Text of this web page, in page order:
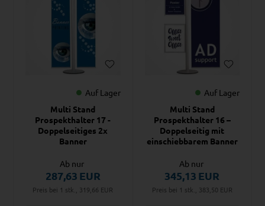
Auf Lager
Multi Stand
Prospekthalter 17 -
Doppelseitiges 2x
Banner
Ab nur
287,63 EUR
Preis bei 1 stk., 319,66 EUR
Auf Lager
Multi Stand
Prospekthalter 16 –
Doppelseitig mit
einschiebbarem Banner
Ab nur
345,13 EUR
Preis bei 1 stk., 383,50 EUR